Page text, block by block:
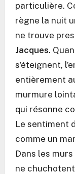
particulière.
règne la nuit
ne trouve
Jacques.
s’éteignent,
entièrement
murmure
qui résonne
Le sentiment
comme un
Dans les
ne